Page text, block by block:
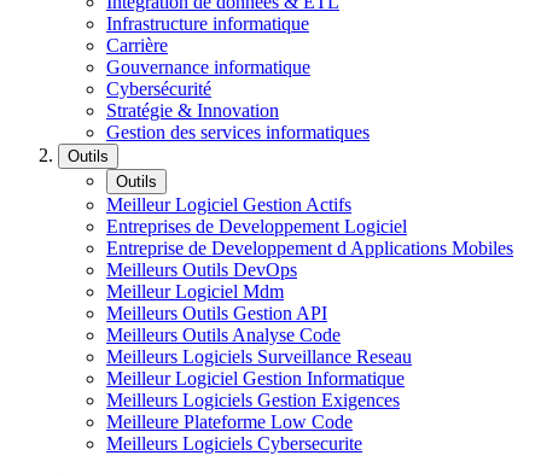
Infrastructure informatique
Carrière
Gouvernance informatique
Cybersécurité
Stratégie & Innovation
Gestion des services informatiques
Outils
Outils
Meilleur Logiciel Gestion Actifs
Entreprises de Developpement Logiciel
Entreprise de Developpement d Applications Mobiles
Meilleurs Outils DevOps
Meilleur Logiciel Mdm
Meilleurs Outils Gestion API
Meilleurs Outils Analyse Code
Meilleurs Logiciels Surveillance Reseau
Meilleur Logiciel Gestion Informatique
Meilleurs Logiciels Gestion Exigences
Meilleure Plateforme Low Code
Meilleurs Logiciels Cybersecurite